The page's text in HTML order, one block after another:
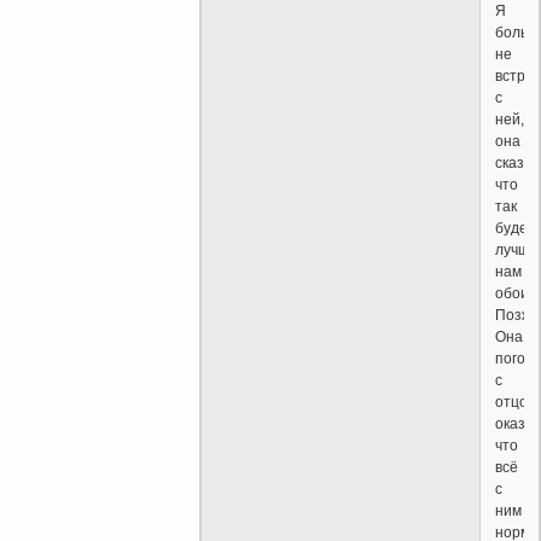
Я
не
с
ней,
она
что
так
будет
лучше
нам
обоим.
Позже
Она
с
отцом,
что
всё
с
ним